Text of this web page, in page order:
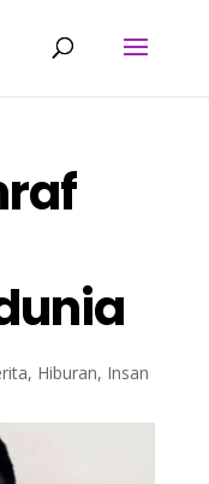
, Hiburan, Insan